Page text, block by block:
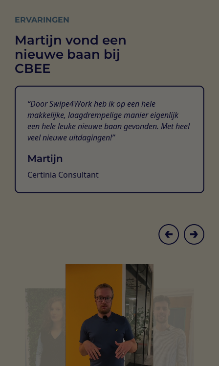
ERVARINGEN
Martijn vond een
nieuwe baan bij
CBEE
Door Swipe4Work heb ik op een hele
makkelijke, laagdrempelige manier eigenlijk
een hele leuke nieuwe baan gevonden. Met heel
veel nieuwe uitdagingen!
Martijn
Certinia Consultant